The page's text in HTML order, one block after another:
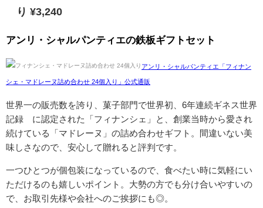
り ¥3,240
アンリ・シャルパンティエの鉄板ギフトセット
アンリ・シャルパンティエ「フィナン
シェ・マドレーヌ詰め合わせ 24個入り」公式通販
世界一の販売数を誇り、菓子部門で世界初、6年連続ギネス世界
記録™に認定された「フィナンシェ」と、創業当時から愛され
続けている「マドレーヌ」の詰め合わせギフト。
間違いない美
味しさなので、安心して贈れると評判です。
一つひとつが個包装になっているので、食べたい時に気軽にい
ただけるのも嬉しいポイント。大勢の方でも分け合いやすいの
で、お取引先様や会社へのご挨拶にも◎。